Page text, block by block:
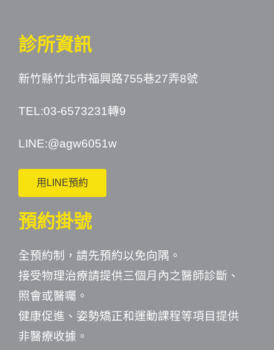
診所資訊
新竹縣竹北市福興路755巷27弄8號
TEL:03-6573231轉9
LINE:@agw6051w
用LINE預約
預約掛號
全預約制，請先預約以免向隅。
接受物理治療請提供三個月內之醫師診斷、
照會或醫囑。
健康促進、姿勢矯正和運動課程等項目提供
非醫療收據。